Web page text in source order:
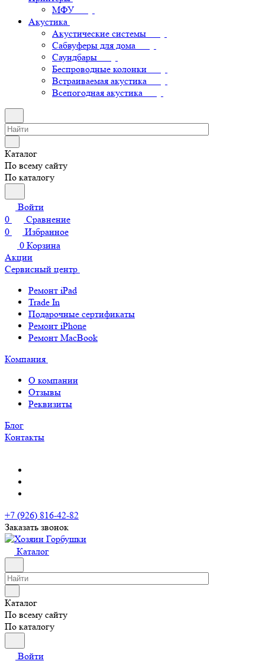
МФУ
Акустика
Акустические системы
Сабвуферы для дома
Саундбары
Беспроводные колонки
Встраиваемая акустика
Всепогодная акустика
Каталог
По всему сайту
По каталогу
Войти
0
Сравнение
0
Избранное
0 Корзина
Акции
Сервисный центр
Ремонт iPad
Trade In
Подарочные сертификаты
Ремонт iPhone
Ремонт MacBook
Компания
О компании
Отзывы
Реквизиты
Блог
Контакты
+7 (926) 816-42-82
Заказать звонок
Каталог
Каталог
По всему сайту
По каталогу
Войти